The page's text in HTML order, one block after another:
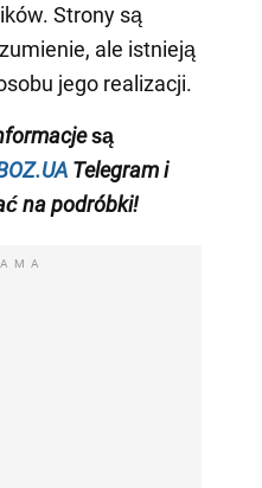
Strony są
ale istnieją
jego realizacji.
są
Telegram i
na podróbki!